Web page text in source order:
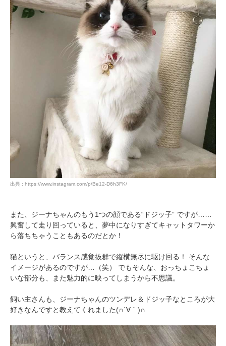
出典 : https://www.instagram.com/p/Be12-D6h3FK/
また、ジーナちゃんのもう1つの顔である“ドジッ子” ですが……
興奮して走り回っていると、夢中になりすぎてキャットタワーか
ら落ちちゃうこともあるのだとか！
猫というと、バランス感覚抜群で縦横無尽に駆け回る！ そんな
イメージがあるのですが…（笑） でもそんな、おっちょこちょ
いな部分も、また魅力的に映ってしまうから不思議。
飼い主さんも、ジーナちゃんのツンデレ＆ドジッ子なところが大
好きなんですと教えてくれました(∩´∀｀)∩
閉じる
pecodogs
いぬ部をフォロー
pecocats
ねこ部をフォロー
アプリをダウンロードする